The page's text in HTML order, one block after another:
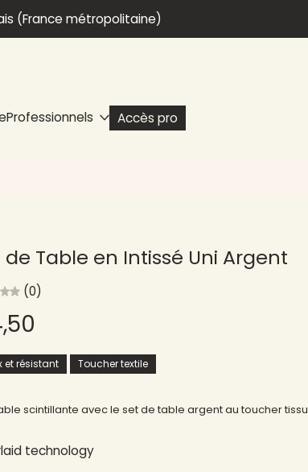
(France métropolitaine)
Professionnels Accès pro
de Table en Intissé Uni Argent
(0)
et résistant Toucher textile
scintillante avec le set de table argent au toucher tissu
technology